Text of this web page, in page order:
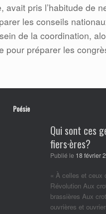
avait pris l’habitude de
les conseils
de la coordination,
pour préparer les
Poésie
Qui sont ces
fiers·ères?
Publié le 18 février
« À celles et ceux
Révolution Aux
brassières Aux
ouvrières et